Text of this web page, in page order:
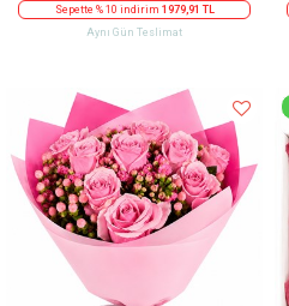
Sepette % 10 indirim 1979,91 TL
Aynı Gün Teslimat